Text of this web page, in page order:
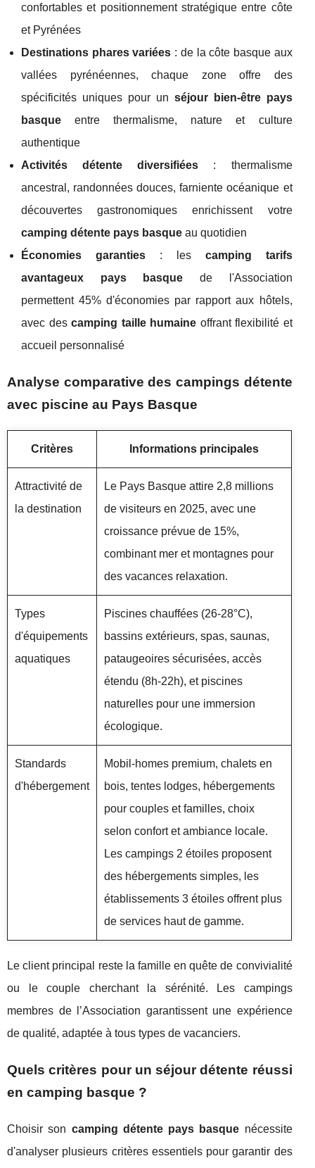
confortables et positionnement stratégique entre côte
et Pyrénées
Destinations phares variées : de la côte basque aux
vallées pyrénéennes, chaque zone offre des
spécificités uniques pour un séjour bien-être pays
basque entre thermalisme, nature et culture
authentique
Activités détente diversifiées : thermalisme
ancestral, randonnées douces, farniente océanique et
découvertes gastronomiques enrichissent votre
camping détente pays basque au quotidien
Économies garanties: les camping tarifs
avantageux pays basque de l'Association
permettent 45% d'économies par rapport aux hôtels,
avec descamping taille humaine offrant flexibilité et
accueil personnalisé
Analyse comparative des campings détente
avec piscine au Pays Basque
Critères Informations principales
Attractivité de
la destination
Le Pays Basque attire 2,8 millions
de visiteurs en 2025, avec une
croissance prévue de 15%,
combinant mer et montagnes pour
des vacances relaxation.
Types
d'équipements
aquatiques
Piscines chauffées (26-28°C),
bassins extérieurs, spas, saunas,
pataugeoires sécurisées, accès
étendu (8h-22h), et piscines
naturelles pour une immersion
écologique.
Standards
d'hébergement
Mobil-homes premium, chalets en
bois, tentes lodges, hébergements
pour couples et familles, choix
selon confort et ambiance locale.
Les campings 2 étoiles proposent
des hébergements simples, les
établissements 3 étoiles offrent plus
de services haut de gamme.
Le client principal reste la famille en quête de convivialité
ou le couple cherchant la sérénité. Les campings
membres de l’Association garantissent une expérience
de qualité, adaptée à tous types de vacanciers.
Quels critères pour un séjour détente réussi
en camping basque ?
Choisir son camping détente pays basque nécessite
d'analyser plusieurs critères essentiels pour garantir des